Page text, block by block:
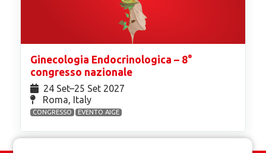
Ginecologia Endocrinologica – 8°
congresso nazionale
24 Set⁠–25 Set 2027
Roma, Italy
CONGRESSO EVENTO AIGE